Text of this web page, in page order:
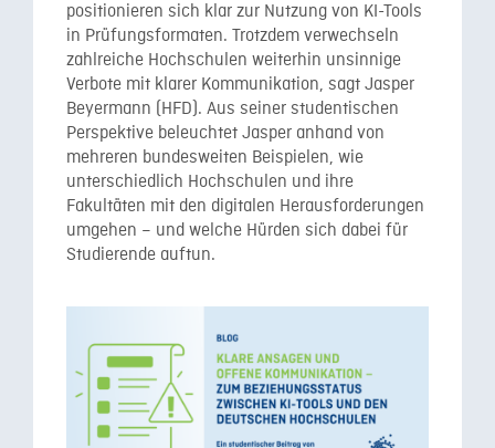
positionieren sich klar zur Nutzung von KI-Tools
in Prüfungsformaten. Trotzdem verwechseln
zahlreiche Hochschulen weiterhin unsinnige
Verbote mit klarer Kommunikation, sagt Jasper
Beyermann (HFD). Aus seiner studentischen
Perspektive beleuchtet Jasper anhand von
mehreren bundesweiten Beispielen, wie
unterschiedlich Hochschulen und ihre
Fakultäten mit den digitalen Herausforderungen
umgehen – und welche Hürden sich dabei für
Studierende auftun.